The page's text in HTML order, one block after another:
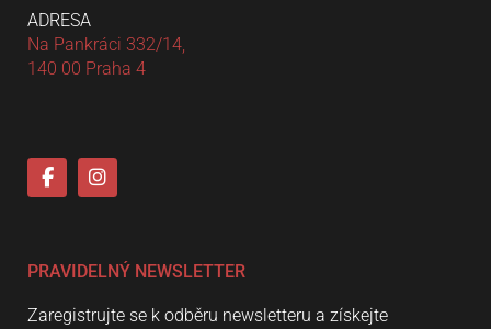
ADRESA
Na Pankráci 332/14,
140 00 Praha 4
PRAVIDELNÝ NEWSLETTER
Zaregistrujte se k odběru newsletteru a získejte